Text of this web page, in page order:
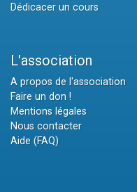
Dédicacer un cours
L'association
A propos de l'association
Faire un don !
Mentions légales
Nous contacter
Aide (FAQ)